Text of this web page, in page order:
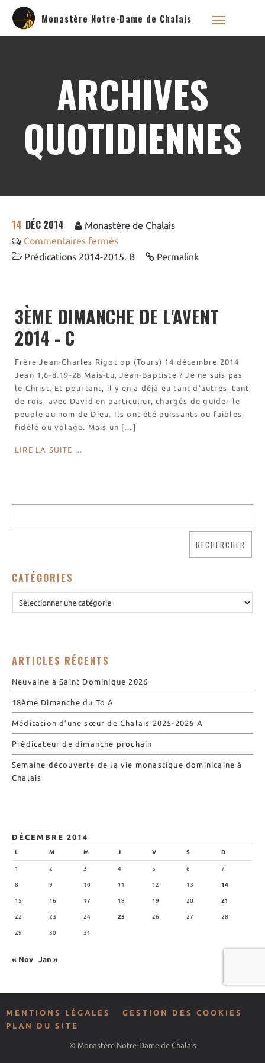
Monastère Notre-Dame de Chalais
Qui sommes nous ?
Saint Dominique
La famille dominicaine
Devenir moniale
dominicaine
Les restaurations de
l’église de Chalais
Accueil monastique
Accueil de groupes
Demande de séjour
Séjours étudiant(e)s
Bénévolat
Revendeurs en ISÈRE
ARCHIVES
QUOTIDIENNES
14 DÉC 2014
Monastère de Chalais
Commentaires fermés
Prédications 2014-2015. B
Permalink
3ÈME DIMANCHE DE L'AVENT
2014 - C
Frère Jean-Charles Rigot op (Tours) 14 décembre 2014
Jean 1,6-8.19-28 Mais-tu, Jean-Baptiste ? Je ne suis pas
le Christ. Et pourtant, il y en a déjà eu tant d’autres, tant
de rois, avec David en particulier, chargés de guider le
peuple au nom de Dieu. Ils ont été puissants ou faibles,
fidèle ou volage. Mais un […]
LIRE LA SUITE ...
CATÉGORIES
ARTICLES RÉCENTS
Neuvaine à Saint Dominique 2026
18ème Dimanche du To A
Méditation d’une sœur de Chalais 2025-2026 A
Prédicateur de dimanche prochain
Semaine découverte de la vie monastique dominicaine à
Chalais
DÉCEMBRE 2014
L M M J V S D
1 2 3 4 5 6 7
8 9 10 11 12 13 14
15 16 17 18 19 20 21
22 23 24 25 26 27 28
29 30 31
« Nov Jan »
MENTIONS LÉGALES
GESTION DES COOKIES
PLAN DU SITE
© Monastère Notre-Dame de Chalais